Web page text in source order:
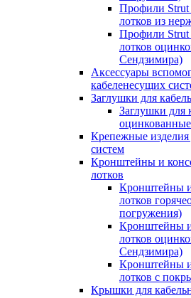
Профили Strut
лотков из
Профили Strut
лотков
Сендзимира)
Аксессуары
кабеленесущих
Заглушки для
Заглушки для
Крепежные изделия
систем
Кронштейны и
лотков
Кронштейны
лотков
погружения)
Кронштейны
лотков
Сендзимира)
Кронштейны
лотков с
Крышки для